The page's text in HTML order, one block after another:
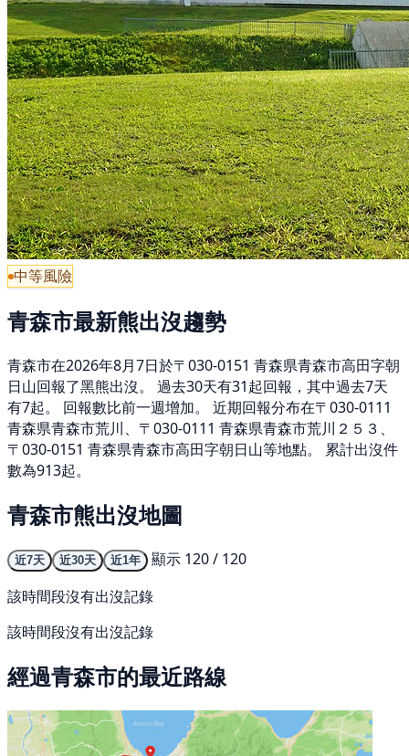
中等風險
青森市最新熊出沒趨勢
青森市在2026年8月7日於〒030-0151 青森県青森市高田字朝
日山回報了黑熊出沒。 過去30天有31起回報，其中過去7天
有7起。 回報數比前一週增加。 近期回報分布在〒030-0111
青森県青森市荒川、〒030-0111 青森県青森市荒川２５３、
〒030-0151 青森県青森市高田字朝日山等地點。 累計出沒件
數為913起。
青森市熊出沒地圖
近7天 近30天 近1年
顯示 120 / 120
該時間段沒有出沒記錄
該時間段沒有出沒記錄
經過青森市的最近路線